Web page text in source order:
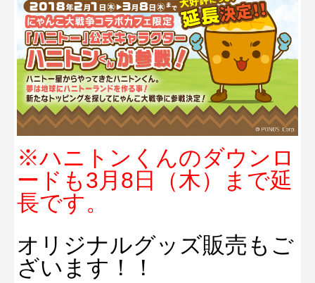
※ハニトンくんのダウンロ
ードも3月8日（木）まで延
長です。
オリジナルグッズ販売もご
ざいます！！